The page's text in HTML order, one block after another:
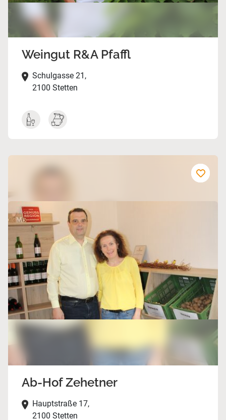
Weingut R&A Pfaffl
Schulgasse 21,
2100 Stetten
Ab-Hof Zehetner
Hauptstraße 17,
2100 Stetten